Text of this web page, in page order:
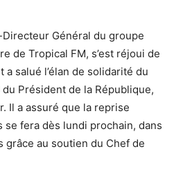
Général du groupe
de Tropical FM, s’est réjoui de
salué l’élan de solidarité du
Président de la République,
Il a assuré que la reprise
fera dès lundi prochain, dans
au soutien du Chef de